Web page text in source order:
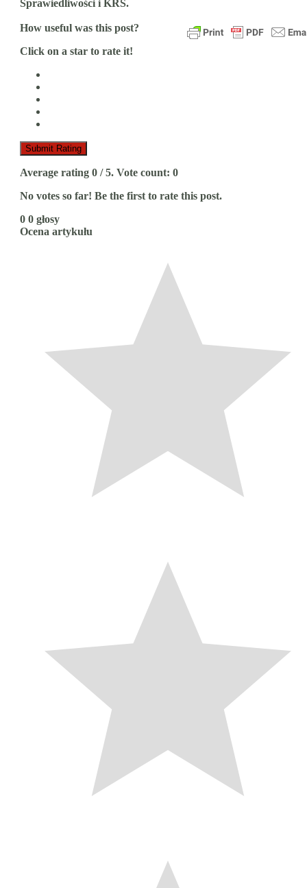
Sprawiedliwości i KRS.
How useful was this post?
Click on a star to rate it!
Submit Rating
Average rating 0 / 5. Vote count: 0
No votes so far! Be the first to rate this post.
0 0 głosy
Ocena artykułu